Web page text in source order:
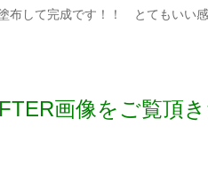
布して完成です！！ とてもいい
画像をご覧頂